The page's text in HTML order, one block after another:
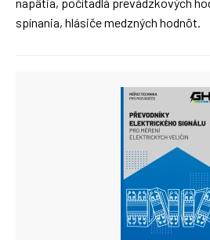
spínania, hlásiče medzných hodnôt.